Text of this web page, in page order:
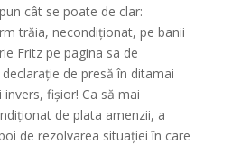
cât se poate de clar:
trăia, necondiționat, pe banii
Fritz pe pagina sa de
de presă în ditamai
fișior! Ca să mai
de plata amenzii, a
de rezolvarea situației în care